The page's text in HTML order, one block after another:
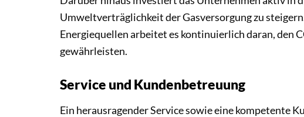
Umweltverträglichkeit der Gasversorgung zu
Energiequellen arbeitet es kontinuierlich daran, den
gewährleisten.
Service und Kundenbetreuung
Ein herausragender Service sowie eine kompetente